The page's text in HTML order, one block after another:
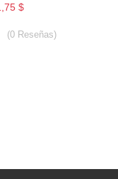
$
(0Reseñas)